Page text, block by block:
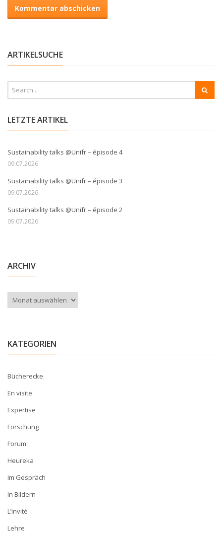
ARTIKELSUCHE
LETZTE ARTIKEL
Sustainability talks @Unifr – épisode 4
09.07.2026
Sustainability talks @Unifr – épisode 3
09.07.2026
Sustainability talks @Unifr – épisode 2
09.07.2026
ARCHIV
Archiv
KATEGORIEN
Bücherecke
En visite
Expertise
Forschung
Forum
Heureka
Im Gespräch
In Bildern
L’invité
Lehre